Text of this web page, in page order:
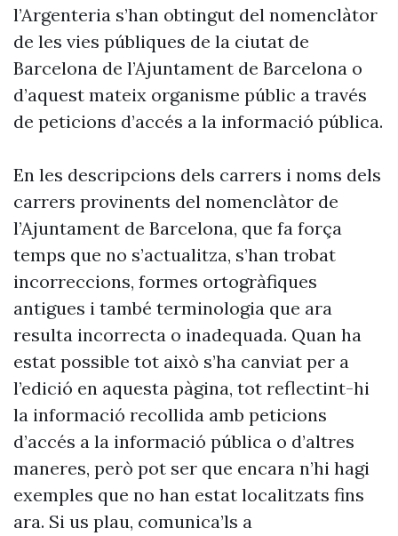
l’Argenteria s’han obtingut del nomenclàtor
de les vies públiques de la ciutat de
Barcelona de l’Ajuntament de Barcelona o
d’aquest mateix organisme públic a través
de peticions d’accés a la informació pública.
En les descripcions dels carrers i noms dels
carrers provinents del nomenclàtor de
l’Ajuntament de Barcelona, que fa força
temps que no s’actualitza, s’han trobat
incorreccions, formes ortogràfiques
antigues i també terminologia que ara
resulta incorrecta o inadequada. Quan ha
estat possible tot això s’ha canviat per a
l’edició en aquesta pàgina, tot reflectint-hi
la informació recollida amb peticions
d’accés a la informació pública o d’altres
maneres, però pot ser que encara n’hi hagi
exemples que no han estat localitzats fins
ara. Si us plau, comunica’ls a